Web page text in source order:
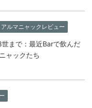
アルマニャックレビュー
まで：最近Barで飲んだ
ャックたち